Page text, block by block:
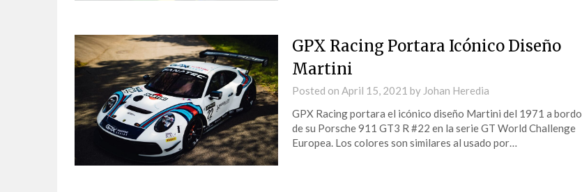
GPX Racing Portara Icónico Diseño
Martini
Posted on April 15, 2021 by Johan Heredia
GPX Racing portara el icónico diseño Martini del 1971 a bordo
de su Porsche 911 GT3 R #22 en la serie GT World Challenge
Europea. Los colores son similares al usado por…